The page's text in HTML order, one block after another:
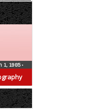
1, 1985•